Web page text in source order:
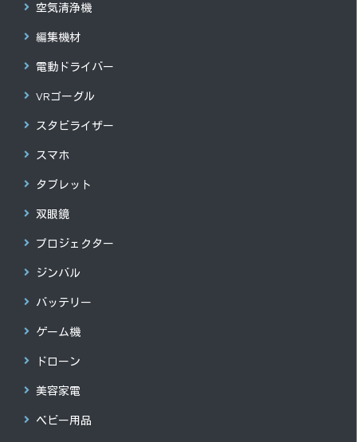
空気清浄機
編集機材
電動ドライバー
VRゴーグル
スタビライザー
スマホ
タブレット
双眼鏡
プロジェクター
ジンバル
バッテリー
ゲーム機
ドローン
美容家電
ベビー用品